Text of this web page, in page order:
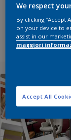
Hai mai
soffitto?
buoni
We respect
By clicking “Accept
on your device to
assist in our
maggiori
Accept All